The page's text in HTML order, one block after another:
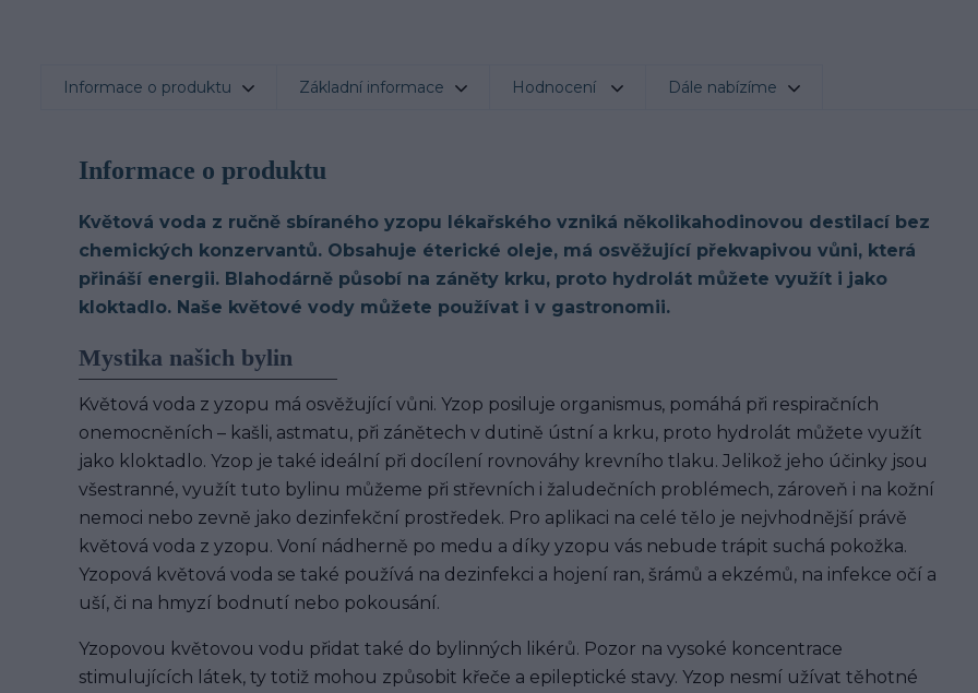
Informace o produktu Základní informace Hodnocení Dále nabízíme
Informace o produktu
Květová voda z ručně sbíraného yzopu lékařského vzniká několikahodinovou destilací bez
chemických konzervantů. Obsahuje éterické oleje, má osvěžující překvapivou vůni, která
přináší energii. Blahodárně působí na záněty krku, proto hydrolát můžete využít i jako
kloktadlo. Naše květové vody můžete používat i v gastronomii.
Mystika našich bylin
Květová voda z yzopu má osvěžující vůni. Yzop posiluje organismus, pomáhá při respiračních
onemocněních – kašli, astmatu, při zánětech v dutině ústní a krku, proto hydrolát můžete využít
jako kloktadlo. Yzop je také ideální při docílení rovnováhy krevního tlaku. Jelikož jeho účinky jsou
všestranné, využít tuto bylinu můžeme při střevních i žaludečních problémech, zároveň i na kožní
nemoci nebo zevně jako dezinfekční prostředek. Pro aplikaci na celé tělo je nejvhodnější právě
květová voda z yzopu. Voní nádherně po medu a díky yzopu vás nebude trápit suchá pokožka.
Yzopová květová voda se také používá na dezinfekci a hojení ran, šrámů a ekzémů, na infekce očí a
uší, či na hmyzí bodnutí nebo pokousání.
Yzopovou květovou vodu přidat také do bylinných likérů. Pozor na vysoké koncentrace
stimulujících látek, ty totiž mohou způsobit křeče a epileptické stavy. Yzop nesmí užívat těhotné